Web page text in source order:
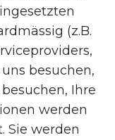
(z.B.
besuchen,
Ihre
werden
Sie werden